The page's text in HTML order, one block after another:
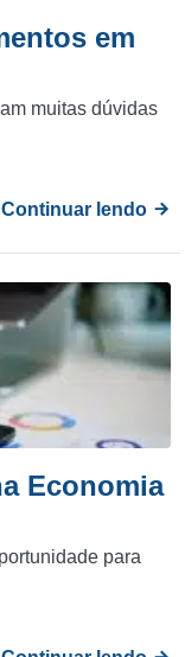
em
muitas dúvidas
Continuar lendo
Economia
para